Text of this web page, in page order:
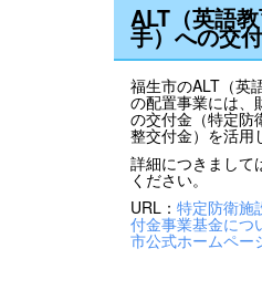
ALT（英語
手）への交
福生市のALT（英
の配置事業には、
の交付金（特定防
整交付金）を活用
詳細につきまして
ください。
URL： 特定防衛施
付金事業基金につ
市公式ホームペー